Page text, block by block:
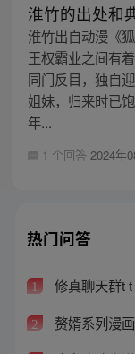
淮竹的出处和
淮竹出自动漫《
王权霸业之间有
同门反目，独自
姐妹，归来时已
年...
1 个回答 2024年
热门问答
1 修真聊天群t t
2 赘婿系列漫